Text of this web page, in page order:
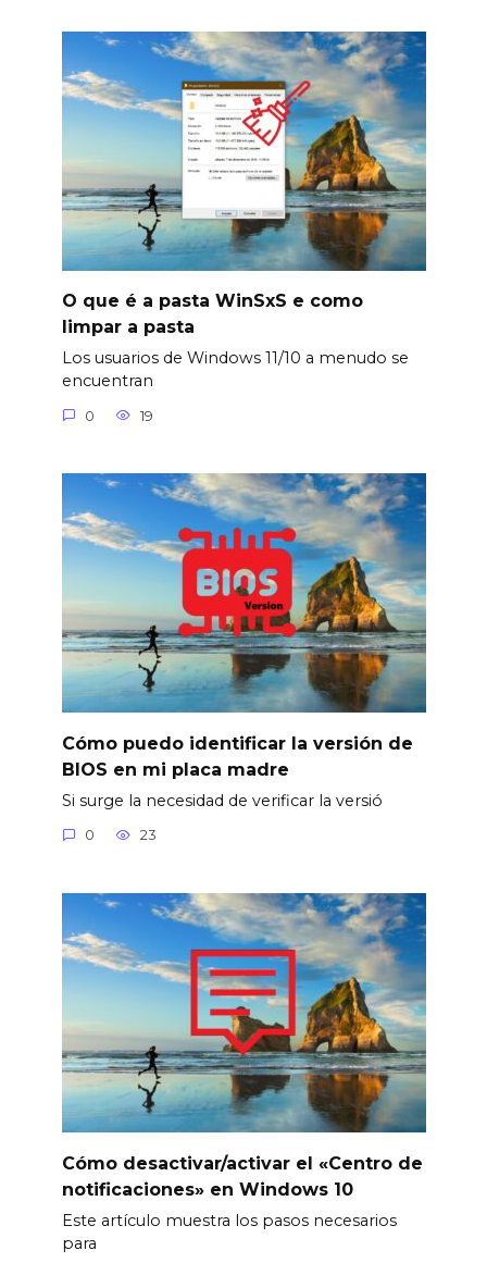
O que é a pasta WinSxS e como
limpar a pasta
Los usuarios de Windows 11/10 a menudo se
encuentran
0 19
Cómo puedo identificar la versión de
BIOS en mi placa madre
Si surge la necesidad de verificar la versió
0 23
Cómo desactivar/activar el «Centro de
notificaciones» en Windows 10
Este artículo muestra los pasos necesarios
para